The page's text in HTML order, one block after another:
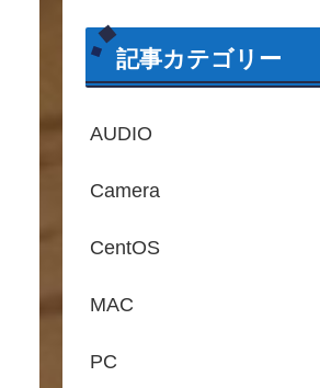
記事カテゴリー
AUDIO
Camera
CentOS
MAC
PC